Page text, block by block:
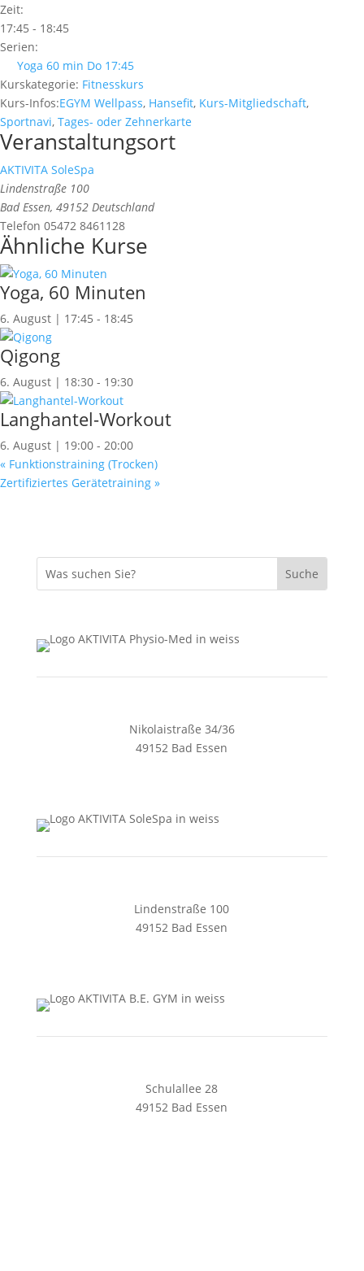
Zeit:
17:45 - 18:45
Serien:
Yoga 60 min Do 17:45
Kurskategorie: Fitnesskurs
Kurs-Infos:EGYM Wellpass, Hansefit, Kurs-Mitgliedschaft,
Sportnavi, Tages- oder Zehnerkarte
Veranstaltungsort
AKTIVITA SoleSpa
Lindenstraße 100
Bad Essen, 49152 Deutschland
Telefon 05472 8461128
Ähnliche Kurse
Yoga, 60 Minuten
6. August | 17:45 - 18:45
Qigong
6. August | 18:30 - 19:30
Langhantel-Workout
6. August | 19:00 - 20:00
« Funktionstraining (Trocken)
Zertifiziertes Gerätetraining »
Nikolaistraße 34/36
49152 Bad Essen
Lindenstraße 100
49152 Bad Essen
Schulallee 28
49152 Bad Essen